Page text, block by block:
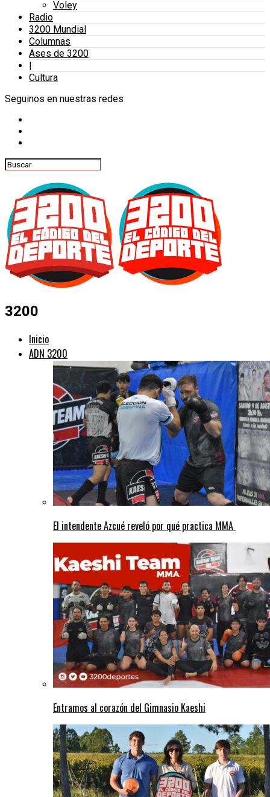
Voley
Radio
3200 Mundial
Columnas
Ases de 3200
|
Cultura
Seguinos en nuestras redes
3200
Inicio
ADN 3200
El intendente Azcué reveló por qué practica MMA
Entramos al corazón del Gimnasio Kaeshi